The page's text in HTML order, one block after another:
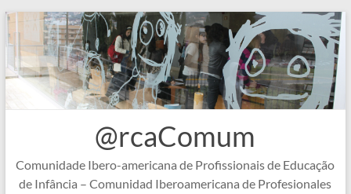
Skip
to
content
@rcaComum
Comunidade Ibero-americana de Profissionais de Educação
de Infância – Comunidad Iberoamericana de Profesionales